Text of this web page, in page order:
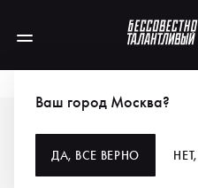
Ваш город Москва?
ДА, ВСЕ ВЕРНО